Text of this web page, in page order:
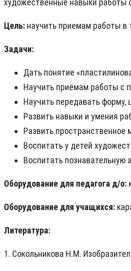
художественные навыки работы
Цель: научить приемам работы в
Задачи:
Дать понятие
Научить приёмам работы с
Научить передавать
Развить навыки и умения
Развить
Воспитать у детей
Воспитать познавательную
Оборудование для педагога д/о:
Оборудование для учащихся:
Литература:
1. Сокольникова Н.М.